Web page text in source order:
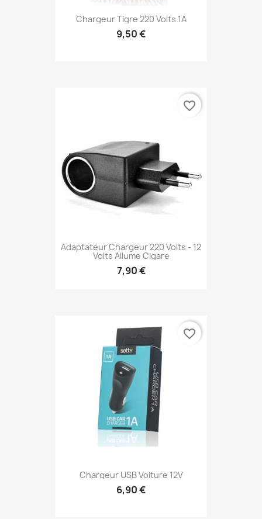
Chargeur Tigre 220 Volts 1A
9,50 €
Adaptateur Chargeur 220 Volts - 12
Volts Allume Cigare
7,90 €
favorite_border
Chargeur USB Voiture 12V
6,90 €
favorite_border